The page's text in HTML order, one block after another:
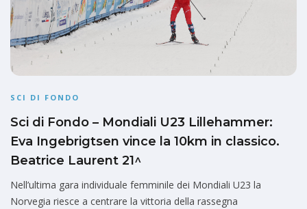
SCI DI FONDO
Sci di Fondo – Mondiali U23 Lillehammer:
Eva Ingebrigtsen vince la 10km in classico.
Beatrice Laurent 21^
Nell’ultima gara individuale femminile dei Mondiali U23 la
Norvegia riesce a centrare la vittoria della rassegna